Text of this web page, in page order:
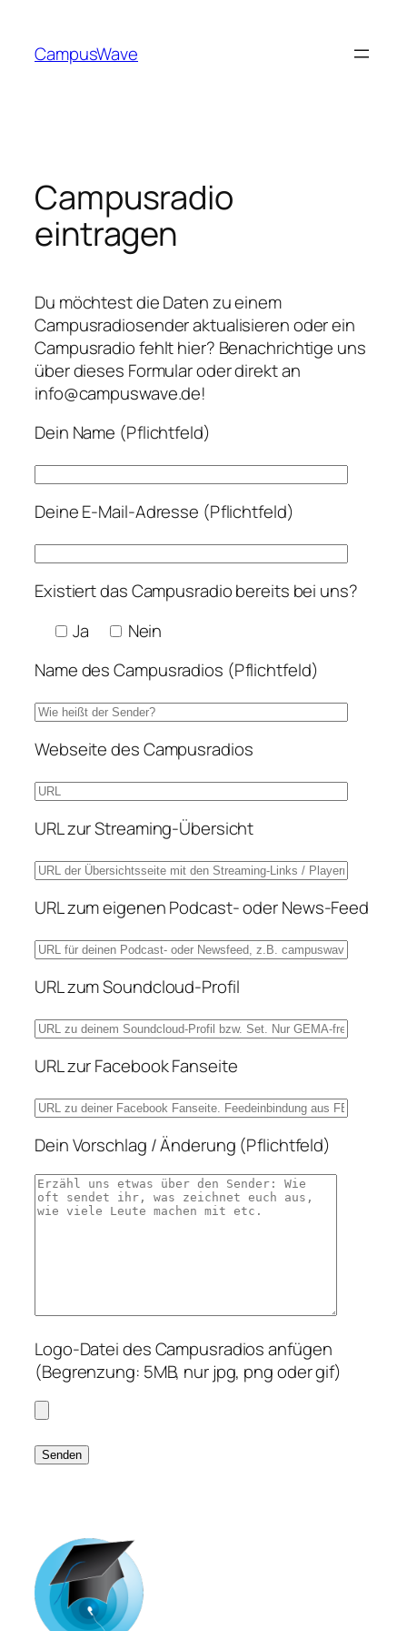
springen
CampusWave
Campusradio
eintragen
Du möchtest die Daten zu einem
Campusradiosender aktualisieren oder ein
Campusradio fehlt hier? Benachrichtige uns
über dieses Formular oder direkt an
info@campuswave.de!
Dein Name (Pflichtfeld)
Deine E-Mail-Adresse (Pflichtfeld)
Existiert das Campusradio bereits bei uns?
Ja
Nein
Name des Campusradios (Pflichtfeld)
Webseite des Campusradios
URL zur Streaming-Übersicht
URL zum eigenen Podcast- oder News-Feed
URL zum Soundcloud-Profil
URL zur Facebook Fanseite
Dein Vorschlag / Änderung (Pflichtfeld)
Logo-Datei des Campusradios anfügen
(Begrenzung: 5MB, nur jpg, png oder gif)
Bitte lasse dieses Feld leer.